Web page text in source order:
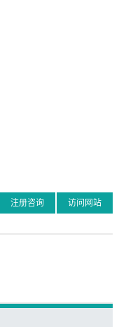
访问网站
注册咨询